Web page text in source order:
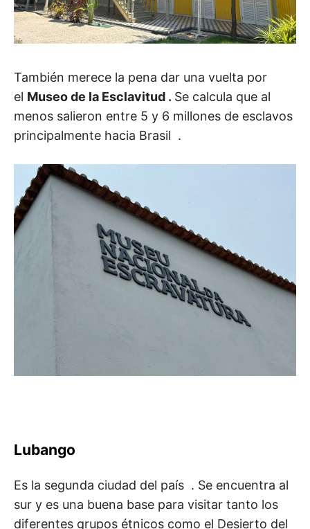
También merece la pena dar una vuelta por
el Museo de la Esclavitud . Se calcula que al
menos salieron entre 5 y 6 millones de esclavos
principalmente hacia Brasil .
Lubango
Es la segunda ciudad del país . Se encuentra al
sur y es una buena base para visitar tanto los
diferentes grupos étnicos como el Desierto del